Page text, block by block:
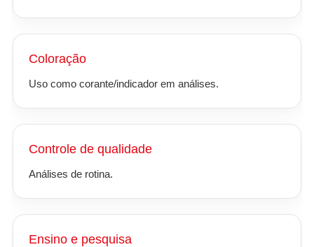
Coloração
Uso como corante/indicador em análises.
Controle de qualidade
Análises de rotina.
Ensino e pesquisa